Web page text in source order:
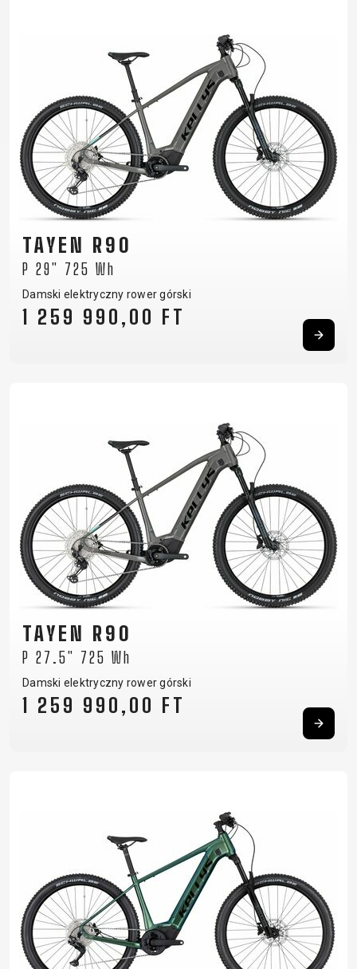
TAYEN R90
P 29" 725 Wh
Damski elektryczny rower górski
1 259 990,00 FT
TAYEN R90
P 27.5" 725 Wh
Damski elektryczny rower górski
1 259 990,00 FT